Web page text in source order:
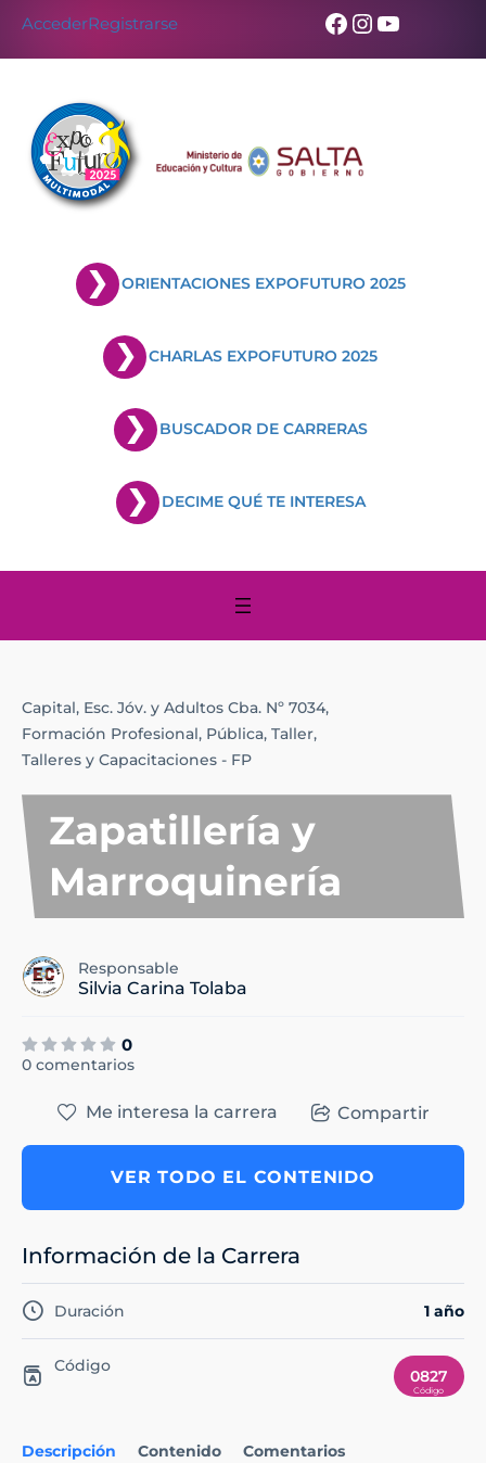
AccederRegistrarse Facebook
Instagram
YouTube
ORIENTACIONES EXPOFUTURO 2025
CHARLAS EXPOFUTURO 2025
BUSCADOR DE CARRERAS
DECIME QUÉ TE INTERESA
Capital, Esc. Jóv. y Adultos Cba. Nº 7034,
Formación Profesional, Pública, Taller,
Talleres y Capacitaciones - FP
Zapatillería y
Marroquinería
Responsable
Silvia Carina Tolaba
0
0 comentarios
Descripción Contenido Comentarios
Me interesa la carrera Compartir
VER TODO EL CONTENIDO
Información de la Carrera
Duración 1 año
Código
0827